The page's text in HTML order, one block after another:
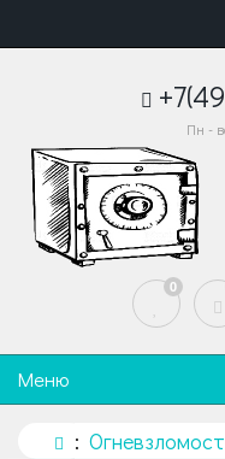
Пн -
0
Меню